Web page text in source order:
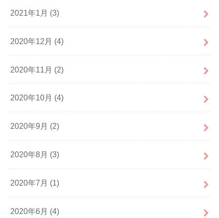
2021年1月 (3)
2020年12月 (4)
2020年11月 (2)
2020年10月 (4)
2020年9月 (2)
2020年8月 (3)
2020年7月 (1)
2020年6月 (4)